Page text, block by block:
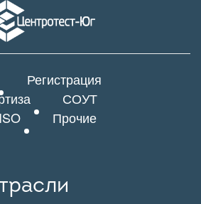
Регистрация
СОУТ
Прочие